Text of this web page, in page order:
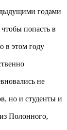
годами
попасть в
в этом году
не
но и студенты и
Полонного,